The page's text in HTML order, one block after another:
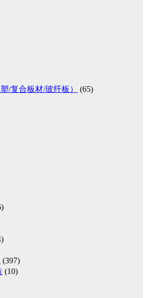
/复合板材/玻纤板）
(65)
(397)
(10)